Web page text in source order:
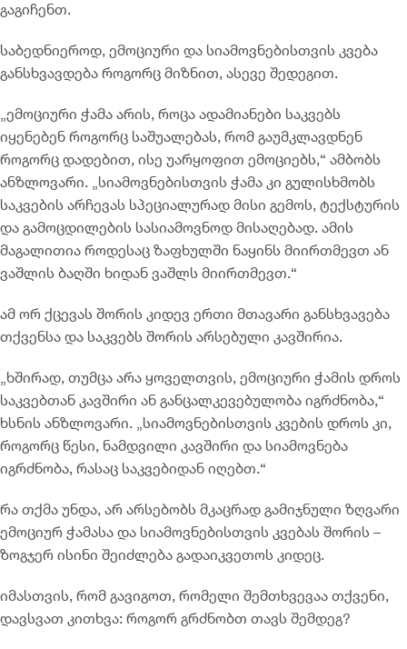
გაგიჩენთ.
საბედნიეროდ, ემოციური და სიამოვნებისთვის კვება
განსხვავდება როგორც მიზნით, ასევე შედეგით.
„ემოციური ჭამა არის, როცა ადამიანები საკვებს
იყენებენ როგორც საშუალებას, რომ გაუმკლავდნენ
როგორც დადებით, ისე უარყოფით ემოციებს,“ ამბობს
ანზლოვარი. „სიამოვნებისთვის ჭამა კი გულისხმობს
საკვების არჩევას სპეციალურად მისი გემოს, ტექსტურის
და გამოცდილების სასიამოვნოდ მისაღებად. ამის
მაგალითია როდესაც ზაფხულში ნაყინს მიირთმევთ ან
ვაშლის ბაღში ხიდან ვაშლს მიირთმევთ.“
ამ ორ ქცევას შორის კიდევ ერთი მთავარი განსხვავება
თქვენსა და საკვებს შორის არსებული კავშირია.
„ხშირად, თუმცა არა ყოველთვის, ემოციური ჭამის დროს
საკვებთან კავშირი ან განცალკევებულობა იგრძნობა,“
ხსნის ანზლოვარი. „სიამოვნებისთვის კვების დროს კი,
როგორც წესი, ნამდვილი კავშირი და სიამოვნება
იგრძნობა, რასაც საკვებიდან იღებთ.“
რა თქმა უნდა, არ არსებობს მკაცრად გამიჯნული ზღვარი
ემოციურ ჭამასა და სიამოვნებისთვის კვებას შორის –
ზოგჯერ ისინი შეიძლება გადაიკვეთოს კიდეც.
იმასთვის, რომ გავიგოთ, რომელი შემთხვევაა თქვენი,
დავსვათ კითხვა: როგორ გრძნობთ თავს შემდეგ?